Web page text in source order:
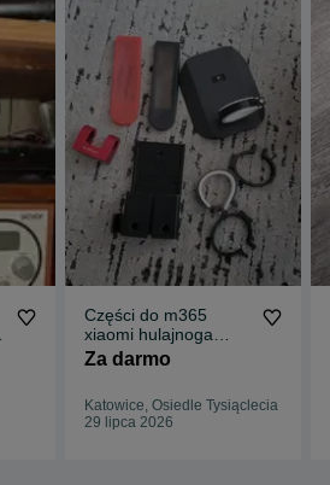
Części do m365
xiaomi hulajnoga
monorim
Za darmo
Katowice, Osiedle Tysiąclecia
29 lipca 2026